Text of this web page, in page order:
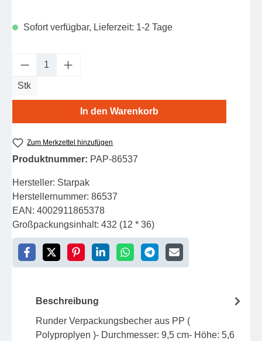
Sofort verfügbar, Lieferzeit: 1-2 Tage
Produkt Anzahl: Gib den gewünschten
Stk
In den Warenkorb
Zum Merkzettel hinzufügen
Produktnummer: PAP-86537
Hersteller: Starpak
Herstellernummer: 86537
EAN: 4002911865378
Großpackungsinhalt: 432 (12 * 36)
Beschreibung
Runder Verpackungsbecher aus PP (
Polyproplyen )- Durchmesser: 9,5 cm- Höhe: 5,6